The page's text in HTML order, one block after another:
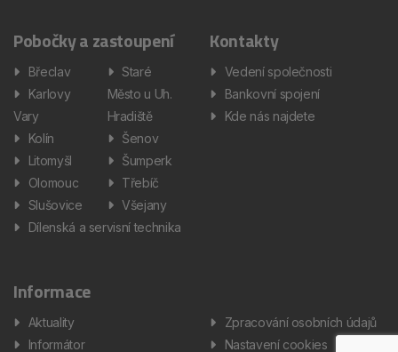
Pobočky a zastoupení
Břeclav
Karlovy
Vary
Kolín
Litomyšl
Olomouc
Slušovice
Staré
Město u Uh.
Hradiště
Šenov
Šumperk
Třebíč
Všejany
Dílenská a servisní technika
Kontakty
Vedení společnosti
Bankovní spojení
Kde nás najdete
Informace
Aktuality
Informátor
Zpracování osobních údajů
Nastavení cookies